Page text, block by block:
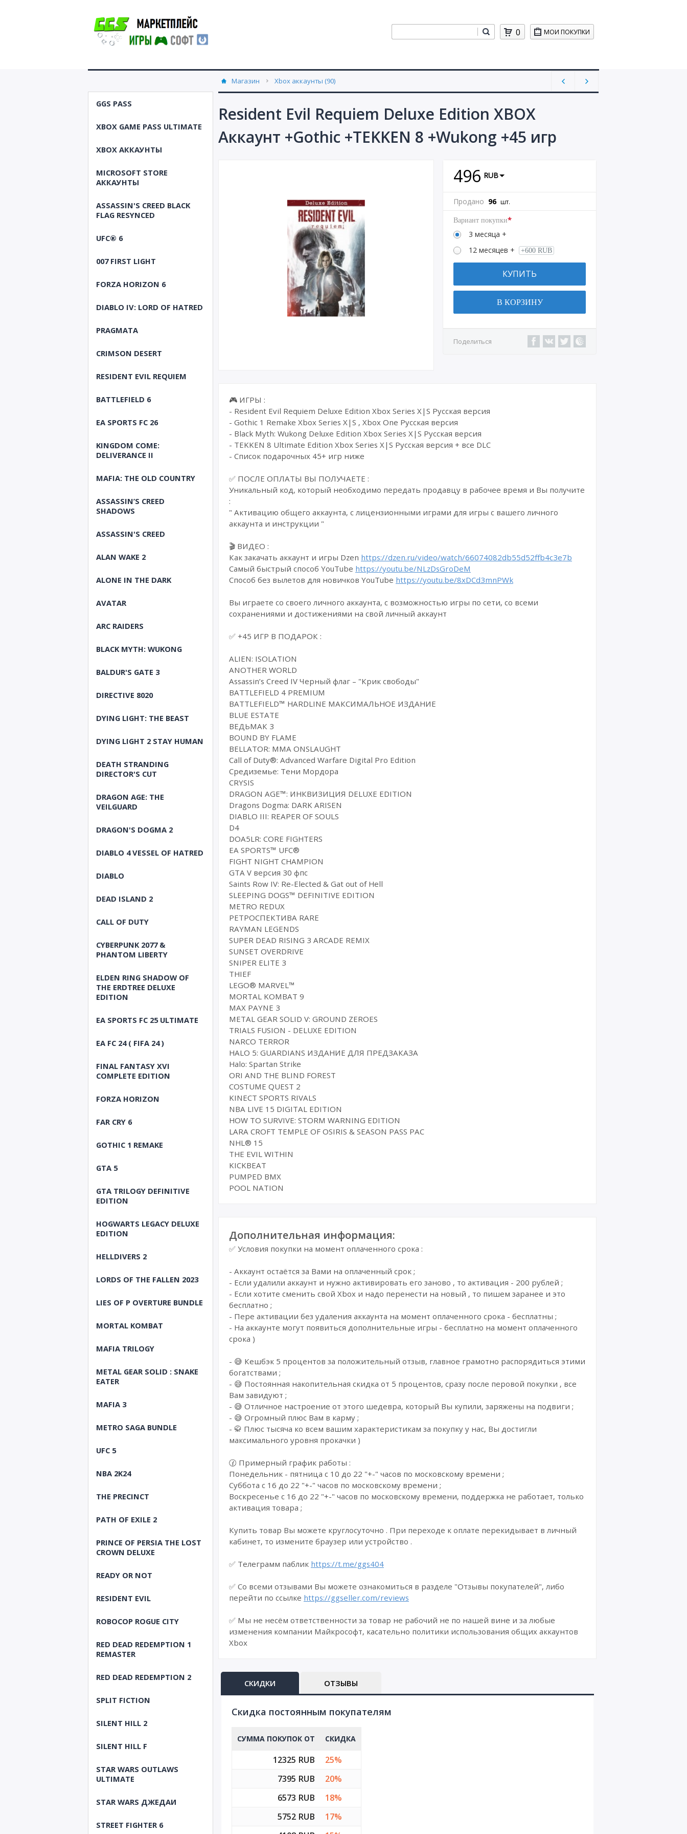
МОИ ПОКУПКИ
0
GGS PASS
XBOX GAME PASS ULTIMATE
XBOX АККАУНТЫ
MICROSOFT STORE
АККАУНТЫ
ASSASSIN'S CREED BLACK
FLAG RESYNCED
UFC® 6
007 FIRST LIGHT
FORZA HORIZON 6
DIABLO IV: LORD OF HATRED
PRAGMATA
CRIMSON DESERT
RESIDENT EVIL REQUIEM
BATTLEFIELD 6
EA SPORTS FC 26
KINGDOM COME:
DELIVERANCE II
MAFIA: THE OLD COUNTRY
ASSASSIN’S CREED
SHADOWS
ASSASSIN'S CREED
ALAN WAKE 2
ALONE IN THE DARK
AVATAR
ARC RAIDERS
BLACK MYTH: WUKONG
BALDUR'S GATE 3
DIRECTIVE 8020
DYING LIGHT: THE BEAST
DYING LIGHT 2 STAY HUMAN
DEATH STRANDING
DIRECTOR'S CUT
DRAGON AGE: THE
VEILGUARD
DRAGON'S DOGMA 2
DIABLO 4 VESSEL OF HATRED
DIABLO
DEAD ISLAND 2
CALL OF DUTY
CYBERPUNK 2077 &
PHANTOM LIBERTY
ELDEN RING SHADOW OF
THE ERDTREE DELUXE
EDITION
EA SPORTS FC 25 ULTIMATE
EA FC 24 ( FIFA 24 )
FINAL FANTASY XVI
COMPLETE EDITION
FORZA HORIZON
FAR CRY 6
GOTHIC 1 REMAKE
GTA 5
GTA TRILOGY DEFINITIVE
EDITION
HOGWARTS LEGACY DELUXE
EDITION
HELLDIVERS 2
LORDS OF THE FALLEN 2023
LIES OF P OVERTURE BUNDLE
MORTAL KOMBAT
MAFIA TRILOGY
METAL GEAR SOLID : SNAKE
EATER
MAFIA 3
METRO SAGA BUNDLE
UFC 5
NBA 2K24
THE PRECINCT
PATH OF EXILE 2
PRINCE OF PERSIA THE LOST
CROWN DELUXE
READY OR NOT
RESIDENT EVIL
ROBOCOP ROGUE CITY
RED DEAD REDEMPTION 1
REMASTER
RED DEAD REDEMPTION 2
SPLIT FICTION
SILENT HILL 2
SILENT HILL F
STAR WARS OUTLAWS
ULTIMATE
STAR WARS ДЖЕДАИ
STREET FIGHTER 6
Магазин Xbox аккаунты (90)
Resident Evil Requiem Deluxe Edition XBOX
Аккаунт +Gothic +TEKKEN 8 +Wukong +45 игр
496 RUB
Продано 96 шт.
Вариант покупки*
3 месяца +
12 месяцев +
+600 RUB
КУПИТЬ
В КОРЗИНУ
Поделиться
🎮 ИГРЫ :
- Resident Evil Requiem Deluxe Edition Xbox Series X|S Русская версия
- Gothic 1 Remake Xbox Series X|S , Xbox One Русская версия
- Black Myth: Wukong Deluxe Edition Xbox Series X|S Русская версия
- TEKKEN 8 Ultimate Edition Xbox Series X|S Русская версия + все DLC
- Список подарочных 45+ игр ниже
✅ ПОСЛЕ ОПЛАТЫ ВЫ ПОЛУЧАЕТЕ :
Уникальный код, который необходимо передать продавцу в рабочее время и Вы получите
:
" Активацию общего аккаунта, с лицензионными играми для игры с вашего личного
аккаунта и инструкции "
🎬 ВИДЕО :
Как закачать аккаунт и игры Dzen https://dzen.ru/video/watch/66074082db55d52ffb4c3e7b
Самый быстрый способ YouTube https://youtu.be/NLzDsGroDeM
Способ без вылетов для новичков YouTube https://youtu.be/8xDCd3mnPWk
Вы играете со своего личного аккаунта, с возможностью игры по сети, со всеми
сохранениями и достижениями на свой личный аккаунт
✅ +45 ИГР В ПОДАРОК :
ALIEN: ISOLATION
ANOTHER WORLD
Assassin’s Creed IV Черный флаг – "Крик свободы"
BATTLEFIELD 4 PREMIUM
BATTLEFIELD™ HARDLINE МАКСИМАЛЬНОЕ ИЗДАНИЕ
BLUE ESTATE
ВЕДЬМАК 3
BOUND BY FLAME
BELLATOR: MMA ONSLAUGHT
Call of Duty®: Advanced Warfare Digital Pro Edition
Средиземье: Тени Мордора
CRYSIS
DRAGON AGE™: ИНКВИЗИЦИЯ DELUXE EDITION
Dragons Dogma: DARK ARISEN
DIABLO III: REAPER OF SOULS
D4
DOA5LR: CORE FIGHTERS
EA SPORTS™ UFC®
FIGHT NIGHT CHAMPION
GTA V версия 30 фпс
Saints Row IV: Re-Elected & Gat out of Hell
SLEEPING DOGS™ DEFINITIVE EDITION
METRO REDUX
РЕТРОСПЕКТИВА RARE
RAYMAN LEGENDS
SUPER DEAD RISING 3 ARCADE REMIX
SUNSET OVERDRIVE
SNIPER ELITE 3
THIEF
LEGO® MARVEL™
MORTAL KOMBAT 9
MAX PAYNE 3
METAL GEAR SOLID V: GROUND ZEROES
TRIALS FUSION - DELUXE EDITION
NARCO TERROR
HALO 5: GUARDIANS ИЗДАНИЕ ДЛЯ ПРЕДЗАКАЗА
Halo: Spartan Strike
ORI AND THE BLIND FOREST
COSTUME QUEST 2
KINECT SPORTS RIVALS
NBA LIVE 15 DIGITAL EDITION
HOW TO SURVIVE: STORM WARNING EDITION
LARA CROFT TEMPLE OF OSIRIS & SEASON PASS PAC
NHL® 15
THE EVIL WITHIN
KICKBEAT
PUMPED BMX
POOL NATION
Дополнительная информация:
✅ Условия покупки на момент оплаченного срока :
- Аккаунт остаётся за Вами на оплаченный срок ;
- Если удалили аккаунт и нужно активировать его заново , то активация - 200 рублей ;
- Если хотите сменить свой Xbox и надо перенести на новый , то пишем заранее и это
бесплатно ;
- Пере активации без удаления аккаунта на момент оплаченного срока - бесплатны ;
- На аккаунте могут появиться дополнительные игры - бесплатно на момент оплаченного
срока )
- 😅 Кешбэк 5 процентов за положительный отзыв, главное грамотно распорядиться этими
богатствами ;
- 😅 Постоянная накопительная скидка от 5 процентов, сразу после перовой покупки , все
Вам завидуют ;
- 😅 Отличное настроение от этого шедевра, который Вы купили, заряжены на подвиги ;
- 😅 Огромный плюс Вам в карму ;
- 🥋 Плюс тысяча ко всем вашим характеристикам за покупку у нас, Вы достигли
максимального уровня прокачки )
🕜 Примерный график работы :
Понедельник - пятница с 10 до 22 "+-" часов по московскому времени ;
Суббота с 16 до 22 "+-" часов по московскому времени ;
Воскресенье с 16 до 22 "+-" часов по московскому времени, поддержка не работает, только
активация товара ;
Купить товар Вы можете круглосуточно . При переходе к оплате перекидывает в личный
кабинет, то измените браузер или устройство .
✅ Телеграмм паблик https://t.me/ggs404
✅ Со всеми отзывами Вы можете ознакомиться в разделе "Отзывы покупателей", либо
перейти по ссылке https://ggseller.com/reviews
✅ Мы не несём ответственности за товар не рабочий не по нашей вине и за любые
изменения компании Майкрософт, касательно политики использования общих аккаунтов
Xbox
СКИДКИ ОТЗЫВЫ
Cкидка постоянным покупателям
СУММА ПОКУПОК ОТ СКИДКА
12325 RUB
25%
7395 RUB
20%
6573 RUB
18%
5752 RUB
17%